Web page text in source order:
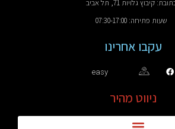
קיבוץ גלויות 71, תל אביב
שעות פתיחה: 07:30-17:00
עקבו אחרינו
easy
ניווט מהיר